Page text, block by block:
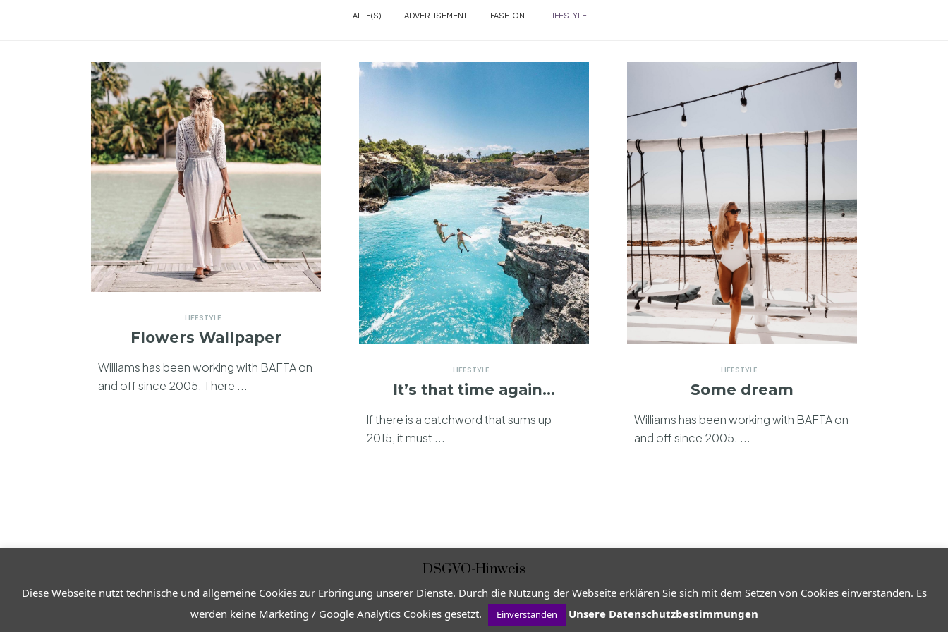
ALLE(S) ADVERTISEMENT FASHION LIFESTYLE
LIFESTYLE
Flowers Wallpaper
Williams has been working with BAFTA on
and off since 2005. There ...
LIFESTYLE
It’s that time again…
If there is a catchword that sums up
2015, it must ...
LIFESTYLE
Some dream
Williams has been working with BAFTA on
and off since 2005. ...
Impressum Datenschutz – Rechtliche Hinweise
DSGVO-Hinweis
Diese Webseite nutzt technische und allgemeine Cookies zur Erbringung unserer Dienste. Durch die Nutzung der Webseite erklären Sie sich mit dem Setzen von Cookies einverstanden. Es
werden keine Marketing / Google Analytics Cookies gesetzt.
Einverstanden Unsere Datenschutzbestimmungen